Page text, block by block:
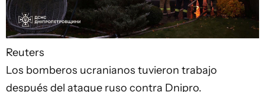
Reuters
Los bomberos ucranianos tuvieron trabajo
después del ataque ruso contra Dnipro.